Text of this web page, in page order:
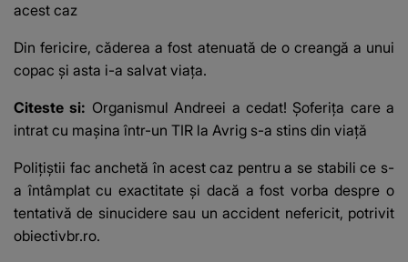
acest caz
Din fericire, căderea a fost atenuată de o creangă a unui
copac și asta i-a salvat viața.
Citeste si: Organismul Andreei a cedat! Șoferița care a
intrat cu mașina într-un TIR la Avrig s-a stins din viață
Polițiștii fac anchetă în acest caz pentru a se stabili ce s-
a întâmplat cu exactitate și dacă a fost vorba despre o
tentativă de sinucidere sau un accident nefericit, potrivit
obiectivbr.ro.